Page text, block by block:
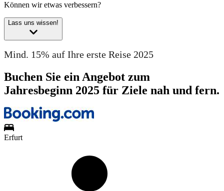
Können wir etwas verbessern?
Lass uns wissen!
Mind. 15% auf Ihre erste Reise 2025
Buchen Sie ein Angebot zum
Jahresbeginn 2025 für Ziele nah und fern.
Erfurt